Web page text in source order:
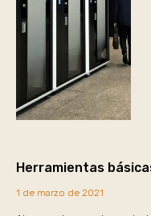
Herramientas
1 de marzo de 2021